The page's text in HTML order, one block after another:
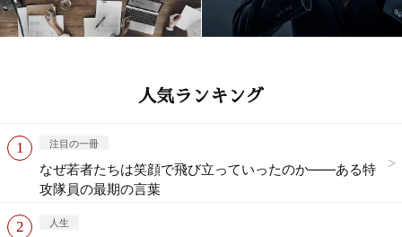
人気ランキング
注目の一冊
なぜ若者たちは笑顔で飛び立っていったのか——ある特
攻隊員の最期の言葉
人生